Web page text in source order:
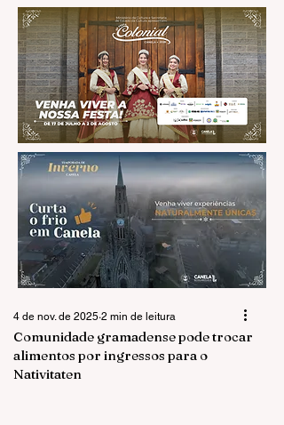
Comunidade gramadense pode trocar
alimentos por ingressos para o
Nativitaten
4 de nov. de 2025 2 min de leitura